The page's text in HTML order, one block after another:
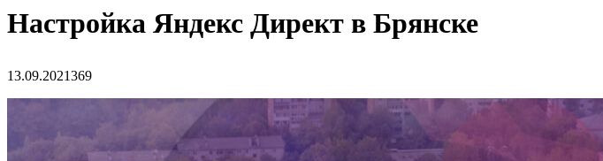
Настройка Яндекс Директ в Брянске
13.09.2021369